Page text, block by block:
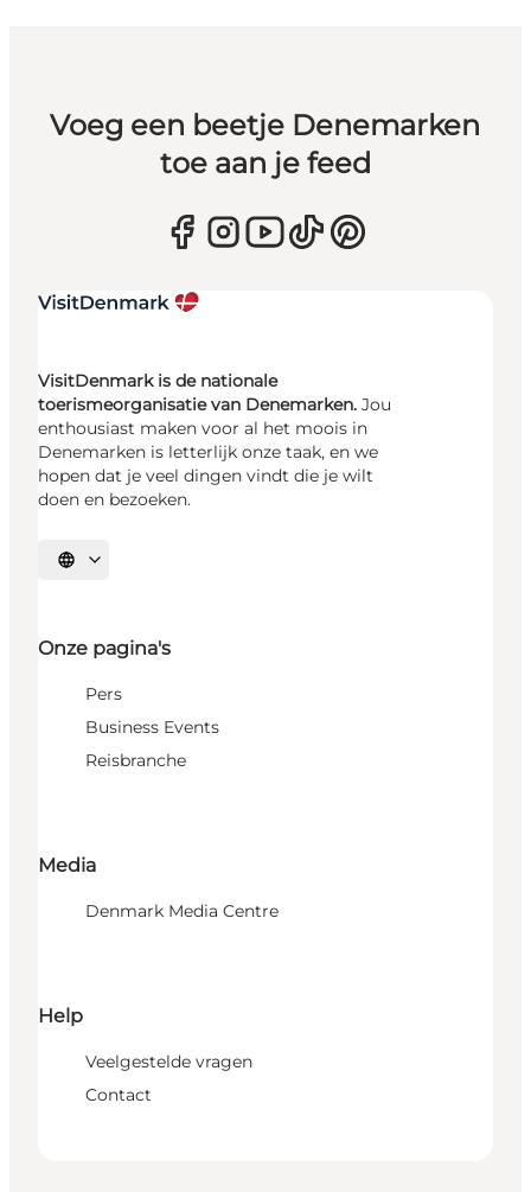
Voeg een beetje Denemarken
toe aan je feed
VisitDenmark is de nationale
toerismeorganisatie van Denemarken. Jou
enthousiast maken voor al het moois in
Denemarken is letterlijk onze taak, en we
hopen dat je veel dingen vindt die je wilt
doen en bezoeken.
Selecteer taal
Onze pagina's
Pers
Business Events
Reisbranche
Media
Denmark Media Centre
Help
Veelgestelde vragen
Contact